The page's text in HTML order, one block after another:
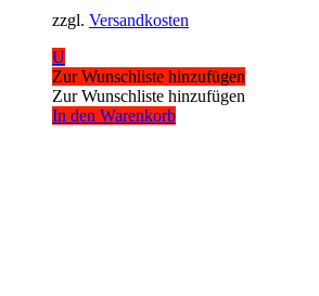
zzgl. Versandkosten
U
Zur Wunschliste hinzufügen
Zur Wunschliste hinzufügen
In den Warenkorb